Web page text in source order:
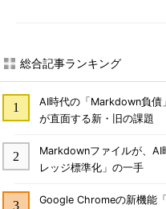
総合記事ランキング
AI時代の「Markdown負債
が直面する新・旧の課題
Markdownファイルが、
レッジ標準化」の一手
Google Chromeの新機能